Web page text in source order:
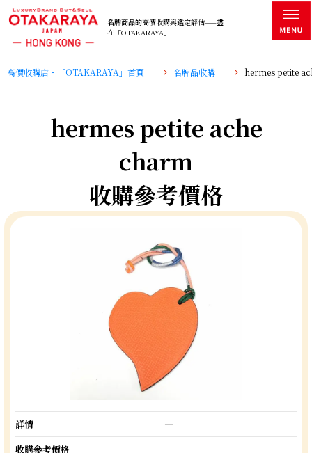
名牌商品的高價收購與鑑定評估——盡
在「OTAKARAYA」
高價收購店・「OTAKARAYA」首頁 名牌品收購 hermes petite
hermes petite ache
charm
收購參考價格
詳情
―
收購參考價格